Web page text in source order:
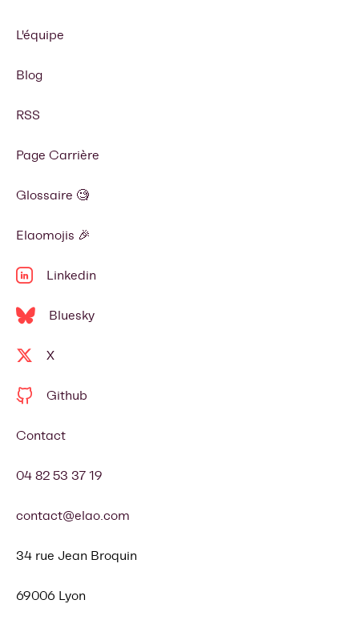
L'équipe
Blog
RSS
Page Carrière
Glossaire 🧐
Elaomojis 🎉
Linkedin
Bluesky
X
Github
Contact
04 82 53 37 19
contact@elao.com
34 rue Jean Broquin
69006 Lyon